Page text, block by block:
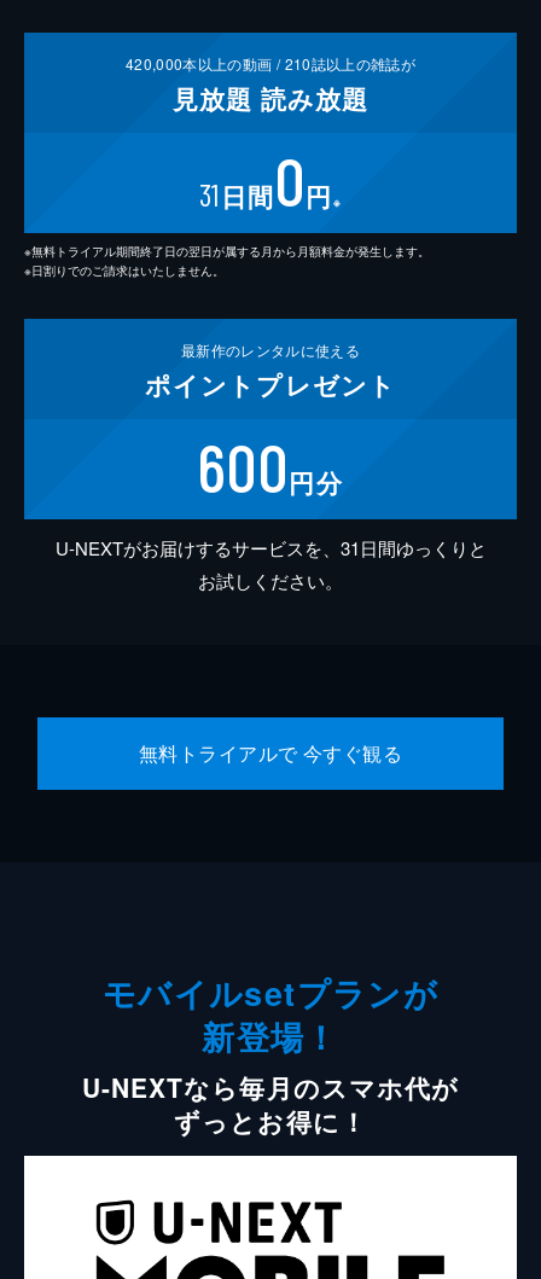
420,000本以上の動画 /210誌以上の雑誌が
見放題 読み放題
31 日間0円 ※
※無料トライアル期間終了日の翌日が属する月から月額料金が発生します。
※日割りでのご請求はいたしません。
最新作のレンタルに使える
ポイント プレゼント
600円分
U-NEXTがお届けするサービスを、31日間ゆっくりと
お試しください。
無料トライアルで 今すぐ観る
モバイルsetプランが
新登場！
U-NEXTなら毎月のスマホ代が
ずっとお得に！